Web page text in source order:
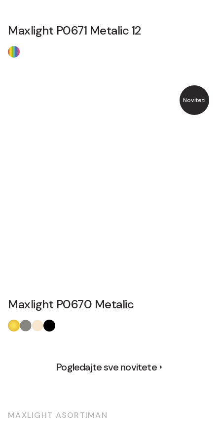
Maxlight P0671 Metalic 12
Noviteti
Maxlight P0670 Metalic
Pogledajte sve novitete
MAXLIGHT ASORTIMAN